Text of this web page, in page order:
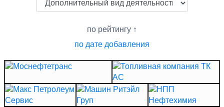
по рейтингу
по дате добавления